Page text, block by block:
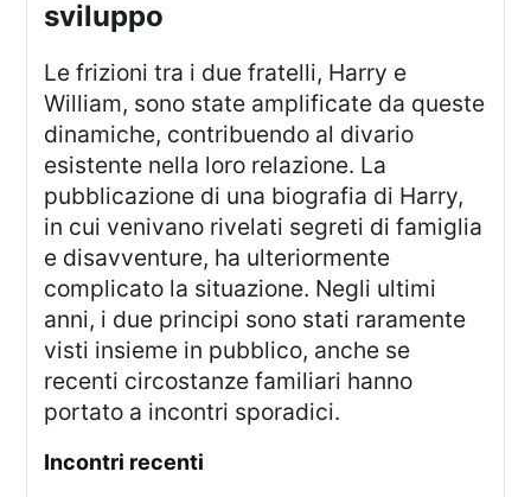
sviluppo
Le frizioni tra i due fratelli, Harry e
William, sono state amplificate da queste
dinamiche, contribuendo al divario
esistente nella loro relazione. La
pubblicazione di una biografia di Harry,
in cui venivano rivelati segreti di famiglia
e disavventure, ha ulteriormente
complicato la situazione. Negli ultimi
anni, i due principi sono stati raramente
visti insieme in pubblico, anche se
recenti circostanze familiari hanno
portato a incontri sporadici.
incontri recenti